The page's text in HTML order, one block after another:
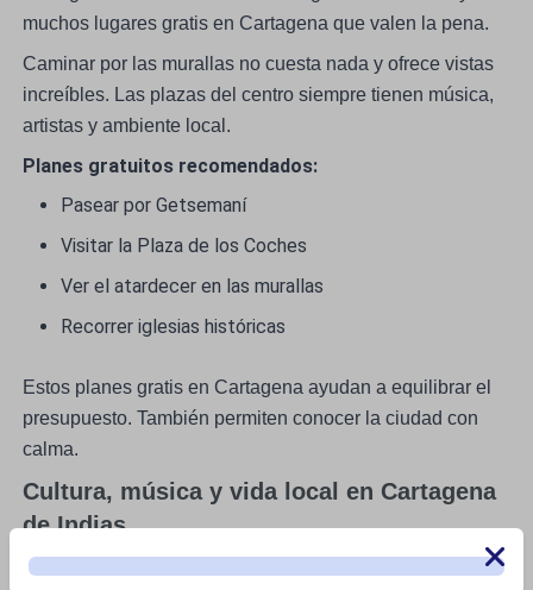
muchos lugares gratis en Cartagena que valen la pena.
Caminar por las murallas no cuesta nada y ofrece vistas
increíbles. Las plazas del centro siempre tienen música,
artistas y ambiente local.
Planes gratuitos recomendados:
Pasear por Getsemaní
Visitar la Plaza de los Coches
Ver el atardecer en las murallas
Recorrer iglesias históricas
Estos planes gratis en Cartagena ayudan a equilibrar el
presupuesto. También permiten conocer la ciudad con
calma.
Cultura, música y vida local en Cartagena
de Indias
Las tradiciones de Cartagena se sienten en la música, la